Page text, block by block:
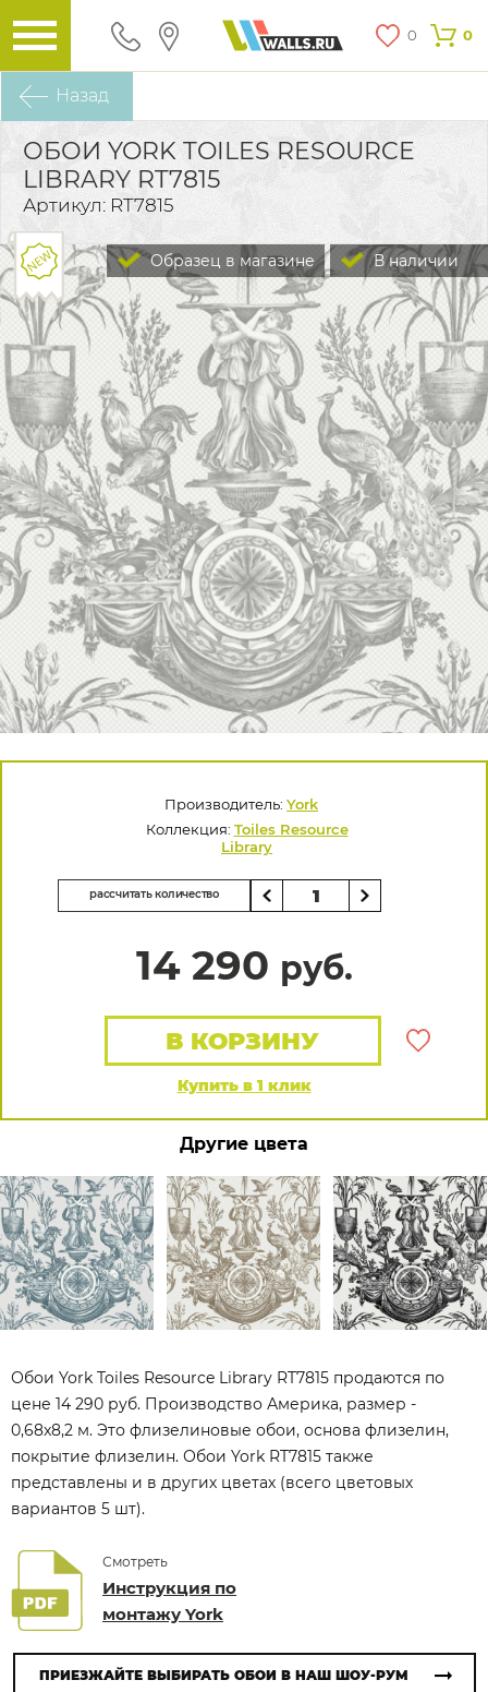
0 0
Назад
ОБОИ YORK TOILES RESOURCE
LIBRARY RT7815
Артикул: RT7815
В наличии
Образец в магазине
Производитель: York
Коллекция: Toiles Resource
Library
рассчитать количество
14 290 руб.
Купить в 1 клик
В КОРЗИНУ
Другие цвета
Обои York Toiles Resource Library RT7815 продаются по
цене 14 290 руб. Производство Америка, размер -
0,68x8,2 м. Это флизелиновые обои, основа флизелин,
покрытие флизелин. Обои York RT7815 также
представлены и в других цветах (всего цветовых
вариантов 5 шт).
Смотреть
Инструкция по
монтажу York
ПРИЕЗЖАЙТЕ ВЫБИРАТЬ ОБОИ В НАШ ШОУ-РУМ